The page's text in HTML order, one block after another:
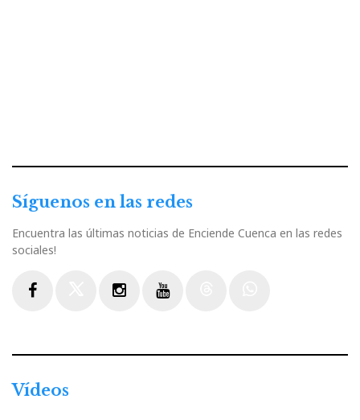
Síguenos en las redes
Encuentra las últimas noticias de Enciende Cuenca en las redes
sociales!
Vídeos